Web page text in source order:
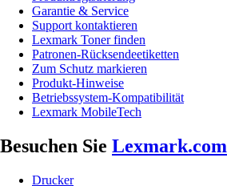
Garantie & Service
Support kontaktieren
Lexmark Toner finden
Patronen-Rücksendeetiketten
Zum Schutz markieren
Produkt-Hinweise
Betriebssystem-Kompatibilität
Lexmark MobileTech
Besuchen Sie Lexmark.com
Drucker